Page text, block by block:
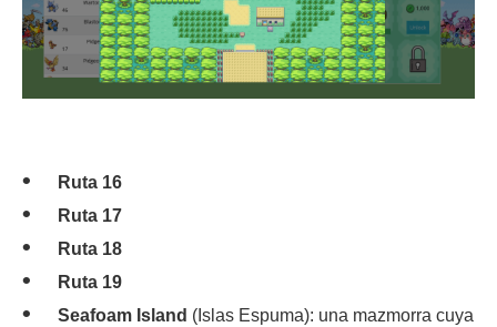
Ruta 16
Ruta 17
Ruta 18
Ruta 19
Seafoam Island (Islas Espuma): una mazmorra cuya